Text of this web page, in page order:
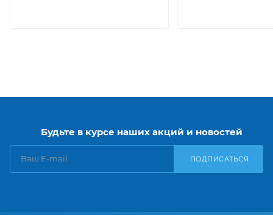
Будьте в курсе наших акций и новостей
ПОДПИСАТЬСЯ